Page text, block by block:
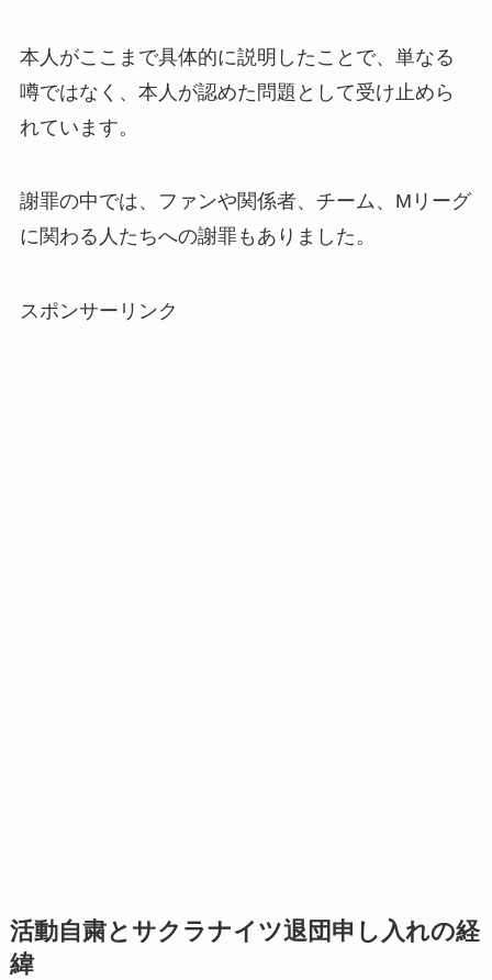
本人がここまで具体的に説明したことで、単なる
噂ではなく、本人が認めた問題として受け止めら
れています。
謝罪の中では、ファンや関係者、チーム、Mリーグ
に関わる人たちへの謝罪もありました。
スポンサーリンク
活動自粛とサクラナイツ退団申し入れの経
緯